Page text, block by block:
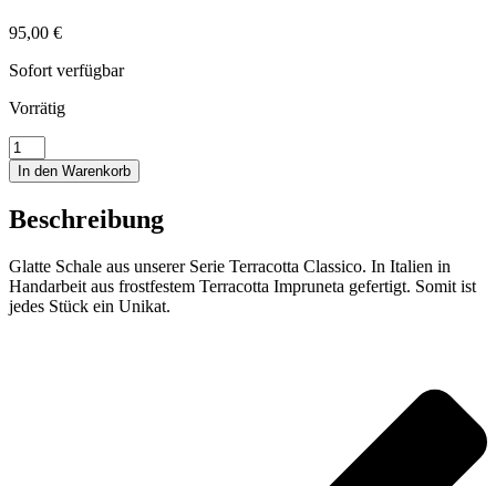
95,00 €
Sofort verfügbar
Vorrätig
Glatte
Schale
Menge
In den Warenkorb
Beschreibung
Glatte Schale aus unserer Serie Terracotta Classico. In Italien in
Handarbeit aus frostfestem Terracotta Impruneta gefertigt. Somit ist
jedes Stück ein Unikat.